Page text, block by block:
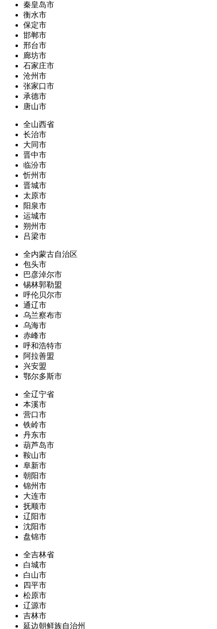
秦皇岛市
衡水市
保定市
邯郸市
邢台市
廊坊市
石家庄市
沧州市
张家口市
承德市
唐山市
全山西省
长治市
大同市
晋中市
临汾市
忻州市
晋城市
太原市
阳泉市
运城市
朔州市
吕梁市
全内蒙古自治区
包头市
巴彦淖尔市
锡林郭勒盟
呼伦贝尔市
通辽市
乌兰察布市
乌海市
赤峰市
呼和浩特市
阿拉善盟
兴安盟
鄂尔多斯市
全辽宁省
本溪市
营口市
铁岭市
丹东市
葫芦岛市
鞍山市
阜新市
朝阳市
锦州市
大连市
抚顺市
辽阳市
沈阳市
盘锦市
全吉林省
白城市
白山市
四平市
松原市
辽源市
吉林市
延边朝鲜族自治州